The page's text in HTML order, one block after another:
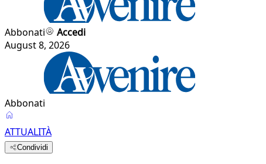
Abbonati
Accedi
August 8, 2026
Abbonati
ATTUALITÀ
Condividi